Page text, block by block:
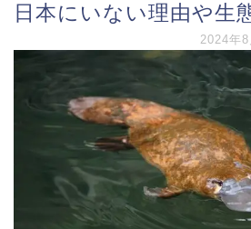
日本にいない理由や生
2024年8